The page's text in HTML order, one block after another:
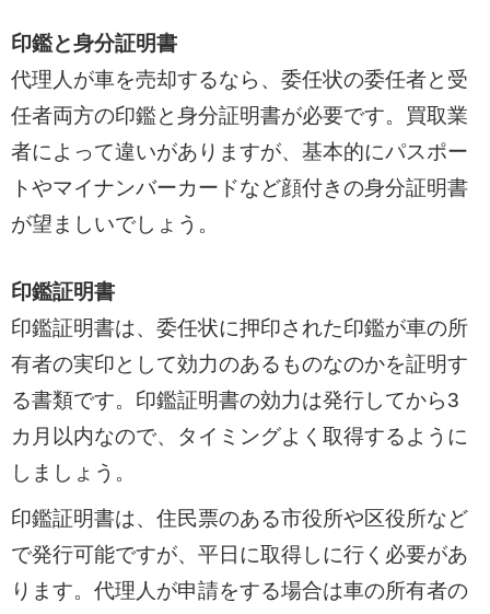
印鑑と身分証明書
代理人が車を売却するなら、委任状の委任者と受
任者両方の印鑑と身分証明書が必要です。買取業
者によって違いがありますが、基本的にパスポー
トやマイナンバーカードなど顔付きの身分証明書
が望ましいでしょう。
印鑑証明書
印鑑証明書は、委任状に押印された印鑑が車の所
有者の実印として効力のあるものなのかを証明す
る書類です。印鑑証明書の効力は発行してから3
カ月以内なので、タイミングよく取得するように
しましょう。
印鑑証明書は、住民票のある市役所や区役所など
で発行可能ですが、平日に取得しに行く必要があ
ります。代理人が申請をする場合は車の所有者の